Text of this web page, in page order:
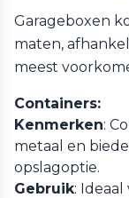
Garageboxen
maten,
meest
Containers:
Kenmerken:
metaal en
opslagoptie.
Gebruik: